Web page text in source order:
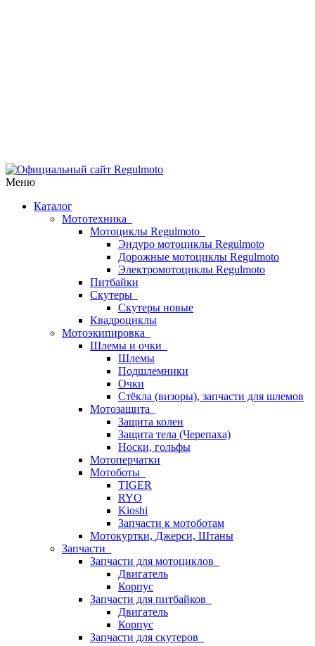
Меню
Каталог
Мототехника
Мотоциклы Regulmoto
Эндуро мотоциклы Regulmoto
Дорожные мотоциклы Regulmoto
Электромотоциклы Regulmoto
Питбайки
Скутеры
Скутеры новые
Квадроциклы
Мотоэкипировка
Шлемы и очки
Шлемы
Подшлемники
Очки
Стёкла (визоры), запчасти для шлемов
Мотозащита
Защита колен
Защита тела (Черепаха)
Носки, гольфы
Мотоперчатки
Мотоботы
TIGER
RYO
Kioshi
Запчасти к мотоботам
Мотокуртки, Джерси, Штаны
Запчасти
Запчасти для мотоциклов
Двигатель
Корпус
Запчасти для питбайков
Двигатель
Корпус
Запчасти для скутеров